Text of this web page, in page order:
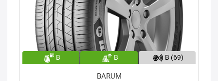
B B B (69)
BARUM